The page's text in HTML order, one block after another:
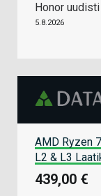
Honor
5.8.2026
AMD Ryzen
L2 & L3
439,00 €